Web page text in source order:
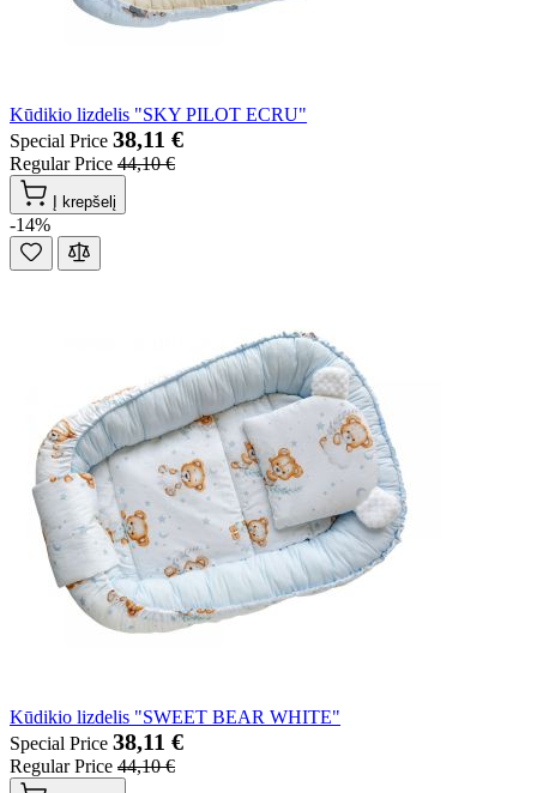
Kūdikio lizdelis "SKY PILOT ECRU"
Special Price 38,11 €
Regular Price 44,10 €
Į krepšelį
-14%
Kūdikio lizdelis "SWEET BEAR WHITE"
Special Price 38,11 €
Regular Price 44,10 €